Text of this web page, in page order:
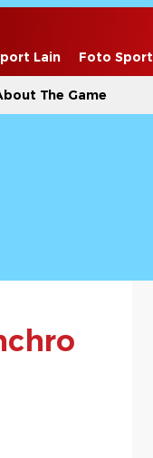
Lain Foto Sport
The Game